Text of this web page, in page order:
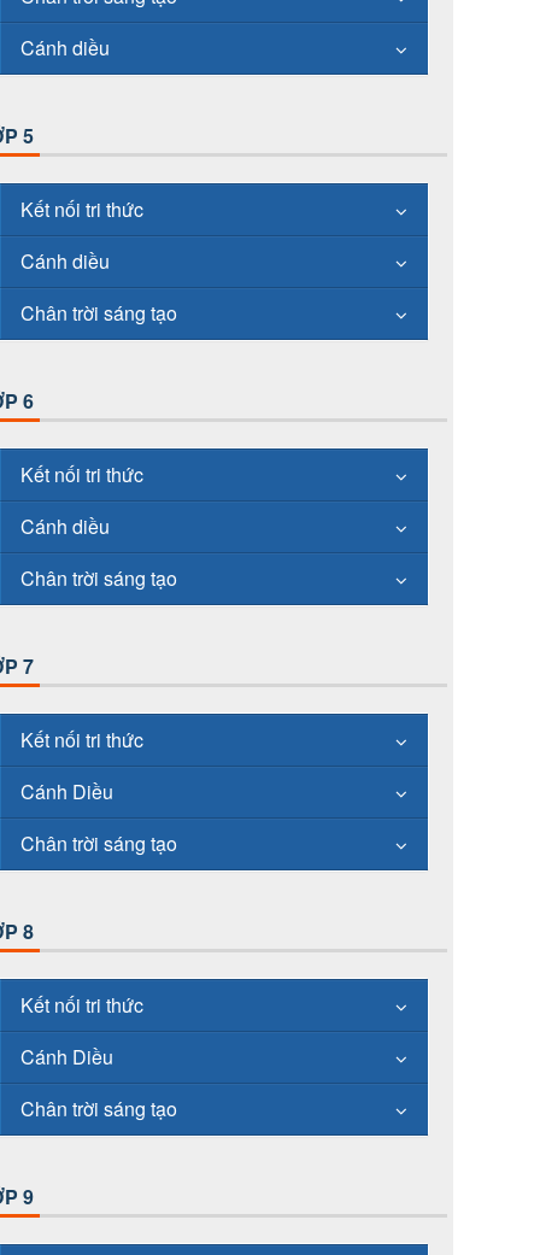
Cánh diều
5
Kết nối tri thức
Cánh diều
Chân trời sáng tạo
6
Kết nối tri thức
Cánh diều
Chân trời sáng tạo
7
Kết nối tri thức
Cánh Diều
Chân trời sáng tạo
8
Kết nối tri thức
Cánh Diều
Chân trời sáng tạo
9